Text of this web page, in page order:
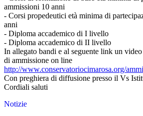
ammissioni 10 anni
- Corsi propedeutici età minima di
anni
- Diploma accademico di I livello
- Diploma accademico di II livello
In allegato bandi e al seguente link un
di ammissione on line
http://www.conservatoriocimarosa.org/
Con preghiera di diffusione presso il Vs
Cordiali saluti
Notizie